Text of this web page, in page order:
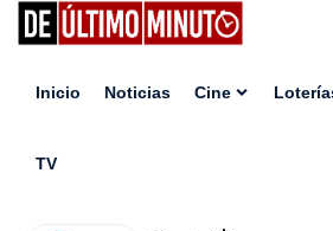
Inicio Noticias Cine
TV